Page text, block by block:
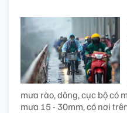
mưa rào, dông, cục bộ có
mưa 15 - 30mm, có nơi